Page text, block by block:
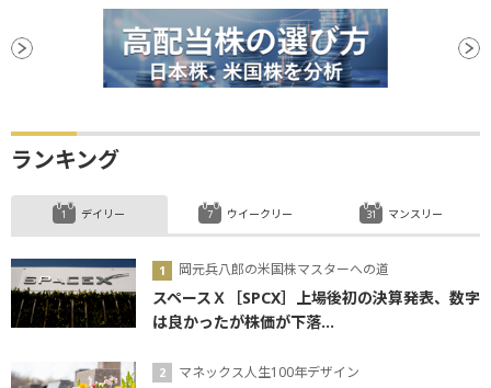
米連邦公開市場委員会
FRB 株価指数
買収
利下げ
ランキング
デイリー
岡元兵八郎の米国株マスターへの道
スペースＸ［SPCX］上場後初の決算発表、数字
は良かったが株価が下落...
マネックス人生100年デザイン
ウイークリー マンスリー